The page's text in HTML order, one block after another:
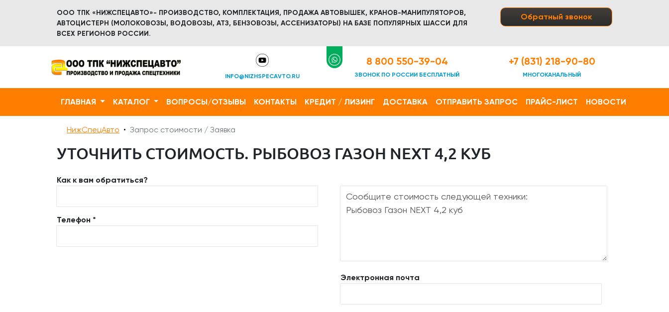
ООО ТПК «НИЖСПЕЦАВТО»- ПРОИЗВОДСТВО, КОМПЛЕКТАЦИЯ, ПРОДАЖА АВТОВЫШЕК, КРАНОВ-МАНИПУЛЯТОРОВ,
АВТОЦИСТЕРН (МОЛОКОВОЗЫ, ВОДОВОЗЫ, АТЗ, БЕНЗОВОЗЫ, АССЕНИЗАТОРЫ) НА БАЗЕ ПОПУЛЯРНЫХ ШАССИ ДЛЯ
ВСЕХ РЕГИОНОВ РОССИИ.
Обратный звонок
INFO@NIZHSPECAVTO.RU
8 800 550-39-04
ЗВОНОК ПО РОССИИ БЕСПЛАТНЫЙ
+7 (831) 218-90-80
МНОГОКАНАЛЬНЫЙ
ГЛАВНАЯ КАТАЛОГ ВОПРОСЫ/ОТЗЫВЫ КОНТАКТЫ КРЕДИТ / ЛИЗИНГ ДОСТАВКА ОТПРАВИТЬ ЗАПРОС ПРАЙС-ЛИСТ НОВОСТИ
НижСпецАвто Запрос стоимости / Заявка
УТОЧНИТЬ СТОИМОСТЬ. РЫБОВОЗ ГАЗОН NEXT 4,2 КУБ
Как к вам обратиться?
Телефон *
Электронная почта